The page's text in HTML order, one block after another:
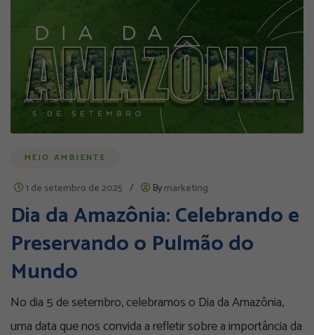
MEIO AMBIENTE
1 de setembro de 2025 / Bymarketing
Dia da Amazônia: Celebrando e
Preservando o Pulmão do
Mundo
No dia 5 de setembro, celebramos o Dia da Amazônia,
uma data que nos convida a refletir sobre a importância da